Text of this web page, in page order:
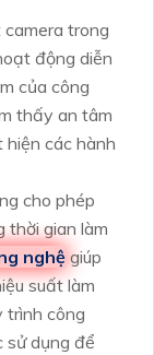
trong
động diễn
của công
thấy an tâm
các hành
cho phép
thời gian làm
nghệ giúp
suất làm
trình công
sử dụng để